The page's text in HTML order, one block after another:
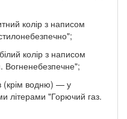
колір з написом
колір з написом
Вогненебезпечне";
(крім водню) — у
літерами "Горючий газ.